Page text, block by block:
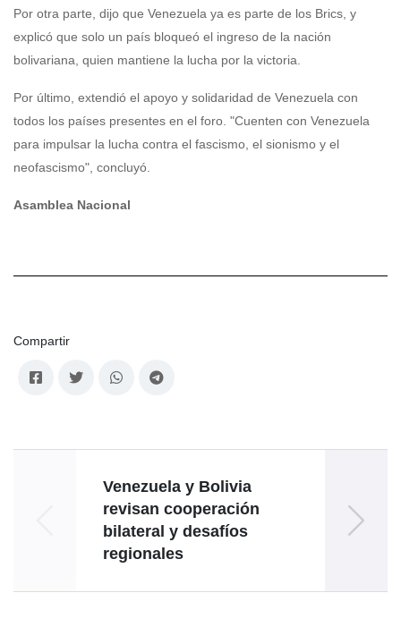
Por otra parte, dijo que Venezuela ya es parte de los Brics, y
explicó que solo un país bloqueó el ingreso de la nación
bolivariana, quien mantiene la lucha por la victoria.
Por último, extendió el apoyo y solidaridad de Venezuela con
todos los países presentes en el foro. "Cuenten con Venezuela
para impulsar la lucha contra el fascismo, el sionismo y el
neofascismo", concluyó.
Asamblea Nacional
Compartir
Venezuela y Bolivia
revisan cooperación
bilateral y desafíos
regionales